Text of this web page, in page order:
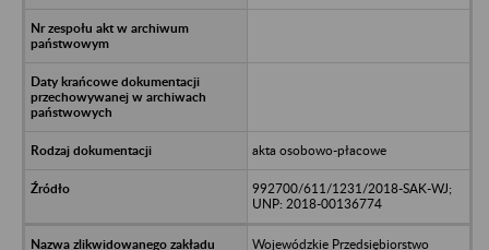
akta osobowo-płacowe
992700/611/1231/2018-SAK-WJ;
UNP: 2018-00136774
Wojewódzkie Przedsiębiorstwo